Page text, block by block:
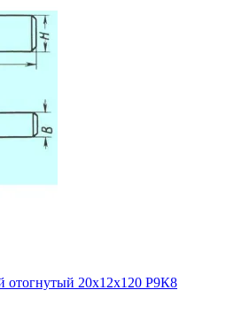
отогнутый 20х12х120 Р9К8